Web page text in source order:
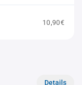
10,90€
Details